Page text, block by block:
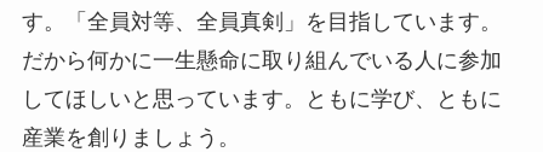
す。「全員対等、全員真剣」を目指しています。
だから何かに一生懸命に取り組んでいる人に参加
してほしいと思っています。ともに学び、ともに
産業を創りましょう。